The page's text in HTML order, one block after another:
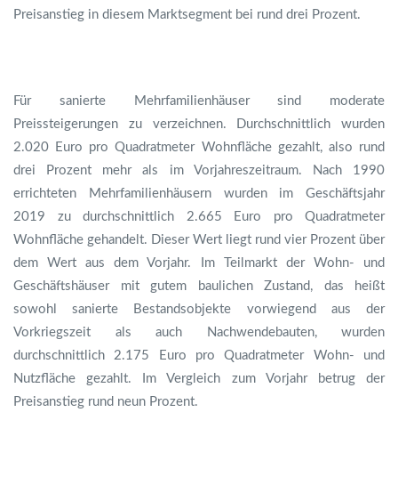
Preisanstieg in diesem Marktsegment bei rund drei Prozent.
Für sanierte Mehrfamilienhäuser sind moderate
Preissteigerungen zu verzeichnen. Durchschnittlich wurden
2.020 Euro pro Quadratmeter Wohnfläche gezahlt, also rund
drei Prozent mehr als im Vorjahreszeitraum. Nach 1990
errichteten Mehrfamilienhäusern wurden im Geschäftsjahr
2019 zu durchschnittlich 2.665 Euro pro Quadratmeter
Wohnfläche gehandelt. Dieser Wert liegt rund vier Prozent über
dem Wert aus dem Vorjahr. Im Teilmarkt der Wohn- und
Geschäftshäuser mit gutem baulichen Zustand, das heißt
sowohl sanierte Bestandsobjekte vorwiegend aus der
Vorkriegszeit als auch Nachwendebauten, wurden
durchschnittlich 2.175 Euro pro Quadratmeter Wohn- und
Nutzfläche gezahlt. Im Vergleich zum Vorjahr betrug der
Preisanstieg rund neun Prozent.